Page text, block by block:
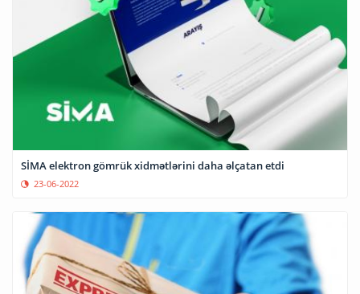
SİMA elektron gömrük xidmətlərini daha əlçatan etdi
23-06-2022